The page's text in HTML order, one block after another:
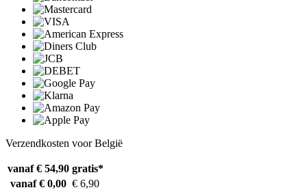
Verzendkosten voor België
vanaf € 54,90 gratis*
vanaf € 0,00 € 6,90